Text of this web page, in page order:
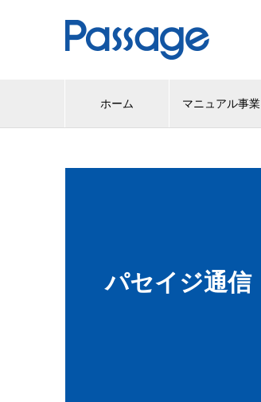
ホーム マニュアル事業
パセイジ通信